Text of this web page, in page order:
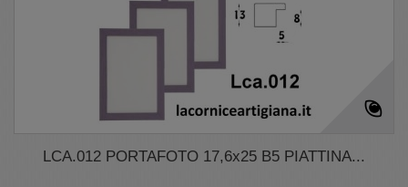
LCA.012 PORTAFOTO 17,6x25 B5 PIATTINA...